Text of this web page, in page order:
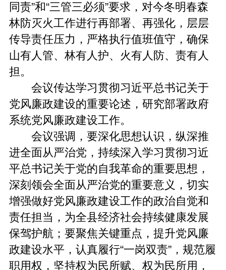
同责”和“三管三必须”要求，对今冬明春森
林防灭火工作进行再部署、再强化，层层
传导责任压力，严格执行值班值守，确保
山有人管、林有人护、火有人防、责有人
担。
会议传达学习贯彻习近平总书记关于
党风廉政建设的重要论述，研究部署政府
系统党风廉政建设工作。
会议强调，要深化思想认识，纵深推
进全面从严治党，持续深入学习贯彻习近
平总书记关于党的自我革命的重要思想，
深刻领会全面从严治党的重要意义，切实
增强做好党风廉政建设工作的政治自觉和
责任担当，为全县经济社会持续健康发展
保驾护航；要聚焦关键重点，提升党风廉
政建设水平，认真履行“一岗双责”，规范履
职用权，坚持权为民所赋、权为民所用，